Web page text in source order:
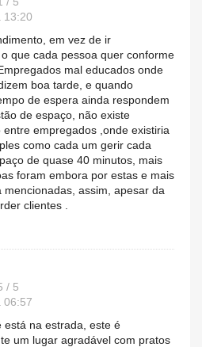
13:20
em vez de ir
que cada pessoa quer conforme
mal educados onde
boa tarde, e quando
de espera ainda respondem
de espaço, não existe
entre empregados ,onde existiria
como cada um gerir cada
de quase 40 minutos, mais
foram embora por estas e mais
mencionadas, assim, apesar da
clientes .
/ 5
06:57
está na estrada, este é
um lugar agradável com pratos